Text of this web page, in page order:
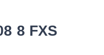
8 FXS